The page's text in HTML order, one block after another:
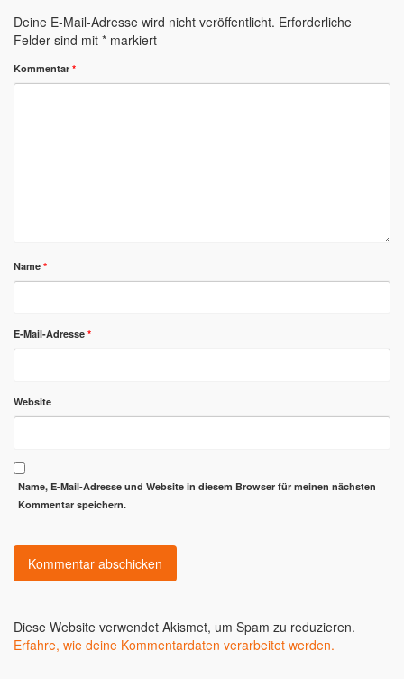
Deine E-Mail-Adresse wird nicht veröffentlicht. Erforderliche
Felder sind mit * markiert
Kommentar *
Name *
E-Mail-Adresse *
Website
Name, E-Mail-Adresse und Website in diesem Browser für meinen nächsten
Kommentar speichern.
Diese Website verwendet Akismet, um Spam zu reduzieren.
Erfahre, wie deine Kommentardaten verarbeitet werden.